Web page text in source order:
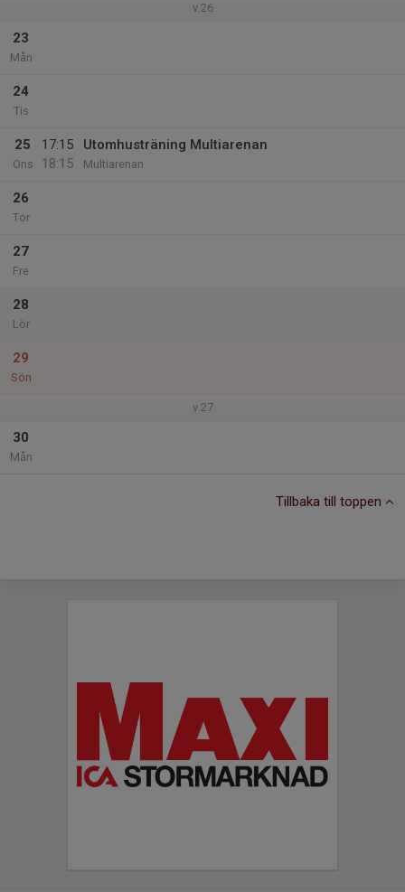
v.26
23
Mån
24
Tis
25
Ons
17:15
18:15
Utomhusträning Multiarenan
Multiarenan
26
Tor
27
Fre
28
Lör
29
Sön
v.27
30
Mån
Tillbaka till toppen